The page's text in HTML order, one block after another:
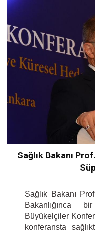
Sağlık Bakanı
Sağlık Bakanı
Bakanlığınca
Büyükelçiler
konferansta